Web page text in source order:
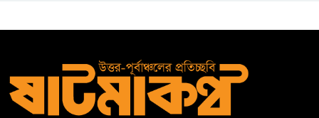
কুলাউড়ার ভাটেরা স্টেশন বাজারে
বিট পুলিশিং সভা অনুষ্ঠিত